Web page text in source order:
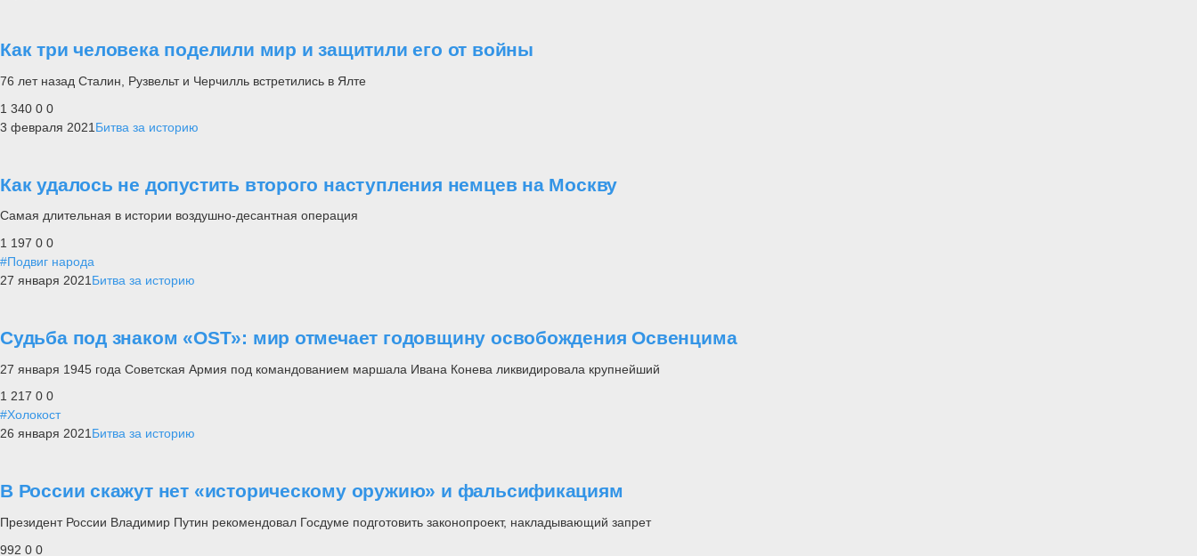
Как три человека поделили мир и защитили его от войны
76 лет назад Сталин, Рузвельт и Черчилль встретились в Ялте
1 340 0 0
3 февраля 2021 Битва за историю
Как удалось не допустить второго наступления немцев на Москву
Самая длительная в истории воздушно-десантная операция
1 197 0 0
#Подвиг народа
27 января 2021 Битва за историю
Судьба под знаком «OST»: мир отмечает годовщину освобождения Освенцима
27 января 1945 года Советская Армия под командованием маршала Ивана Конева ликвидировала крупнейший
1 217 0 0
#Холокост
26 января 2021Битва за историю
В России скажут нет «историческому оружию» и фальсификациям
Президент России Владимир Путин рекомендовал Госдуме подготовить законопроект, накладывающий запрет
992 0 0